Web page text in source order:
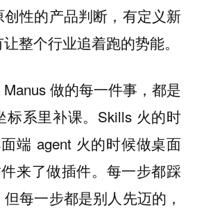
性的产品判断，有定义新
整个行业追着跑的势能。
做的每一件事，都是
标系里补课。Skills 火的时
端 agent 火的时候做桌面
来了做插件。每一步都踩
每一步都是别人先迈的，